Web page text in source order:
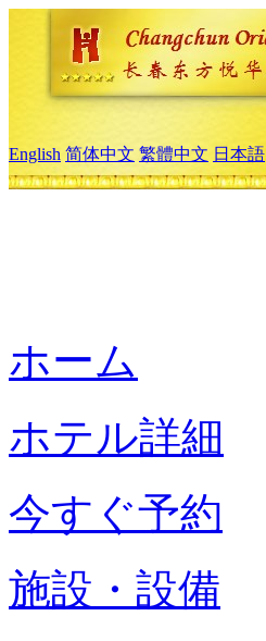
English 简体中文 繁體中文 日本語
ホーム
ホテル詳細
今すぐ予約
施設・設備